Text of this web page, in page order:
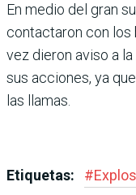
En medio del gran
contac­taron con los
vez dieron aviso a
sus acciones, ya
las llamas.
Etiquetas: #